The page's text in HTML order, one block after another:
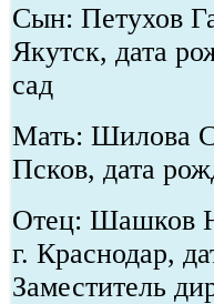
Сын: Петухов
Якутск, дата
сад
Мать: Шилова
Псков, дата
Отец: Шашков
г. Краснодар,
Заместитель